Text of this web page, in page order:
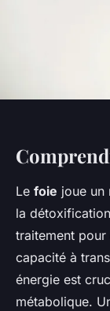
Le foie joue un
la
traitement
capacité à
énergie est
métabolique.